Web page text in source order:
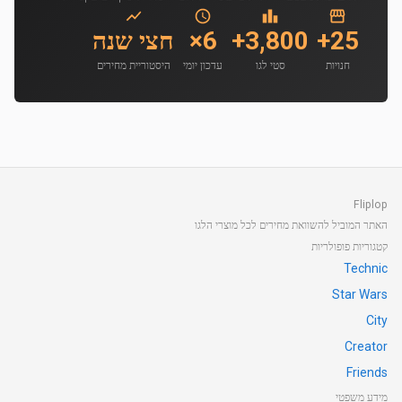
25+
חנויות
3,800+
סטי לגו
6×
עדכון יומי
חצי שנה
היסטוריית מחירים
Fliplop
האתר המוביל להשוואת מחירים לכל מוצרי הלגו
קטגוריות פופולריות
Technic
Star Wars
City
Creator
Friends
מידע משפטי